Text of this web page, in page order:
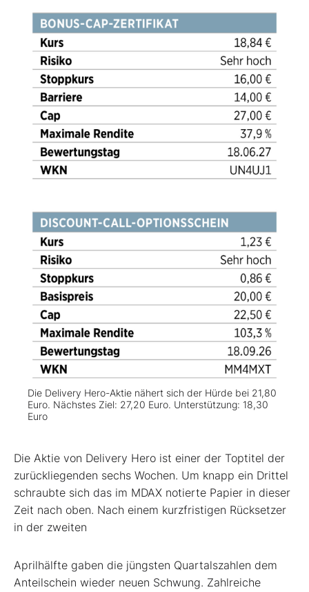
Die Delivery Hero-Aktie nähert sich der Hürde bei 21,80
Euro. Nächstes Ziel: 27,20 Euro. Unterstützung: 18,30
Euro
Die Aktie von Delivery Hero ist einer der Toptitel der
zurückliegenden sechs Wochen. Um knapp ein Drittel
schraubte sich das im MDAX notierte Papier in dieser
Zeit nach oben. Nach einem kurzfristigen Rücksetzer
in der zweiten
Aprilhälfte gaben die jüngsten Quartalszahlen dem
Anteilschein wieder neuen Schwung. Zahlreiche